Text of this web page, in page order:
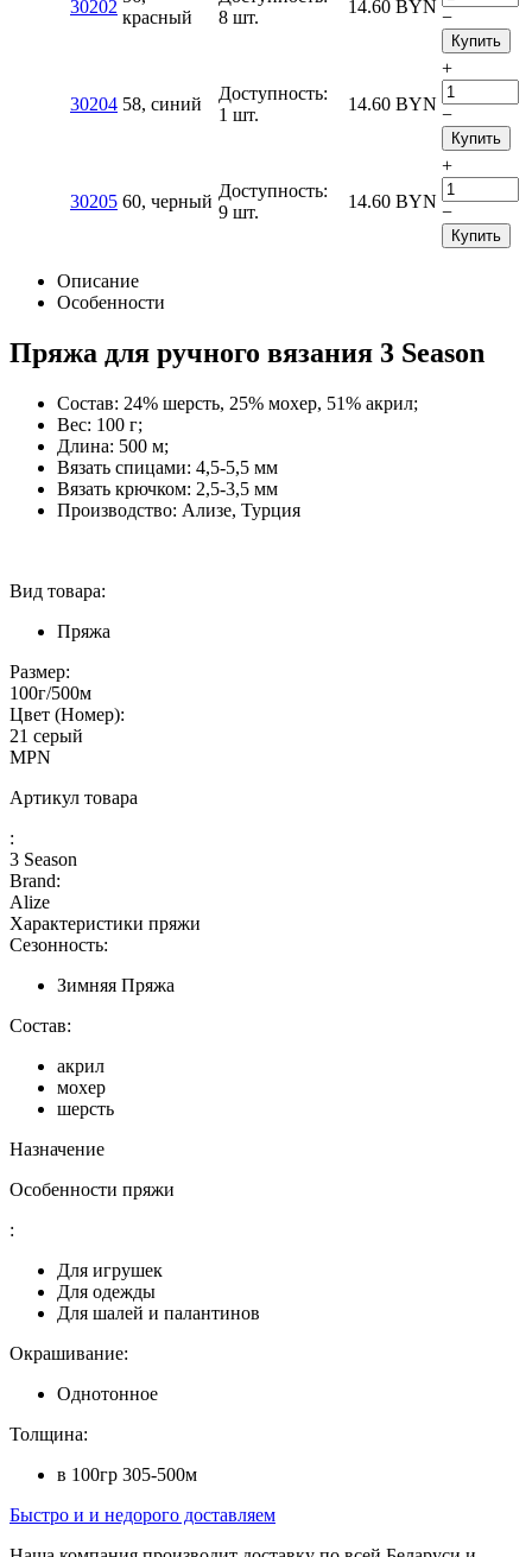
30202
красный
8 шт.
14.60 BYN
−
Купить
30204 58, синий
Доступность:
1 шт.
14.60 BYN
+
−
Купить
30205 60, черный
Доступность:
9 шт.
14.60 BYN
+
−
Купить
Описание
Особенности
Пряжа для ручного вязания 3 Season
Состав: 24% шерсть, 25% мохер, 51% акрил;
Вес: 100 г;
Длина: 500 м;
Вязать спицами: 4,5-5,5 мм
Вязать крючком: 2,5-3,5 мм
Производство: Ализе, Турция
Вид товара:
Пряжа
Размер:
100г/500м
Цвет (Номер):
21 серый
MPN
Артикул товара
:
3 Season
Brand:
Alize
Характеристики пряжи
Сезонность:
Зимняя Пряжа
Состав:
акрил
мохер
шерсть
Назначение
Особенности пряжи
:
Для игрушек
Для одежды
Для шалей и палантинов
Окрашивание:
Однотонное
Толщина:
в 100гр 305-500м
Быстро и и недорого доставляем